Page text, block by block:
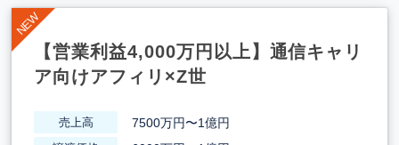
【営業利益4,000万円以上】通信キャリ
ア向けアフィリ×Z世
売上高 7500万円〜1億円